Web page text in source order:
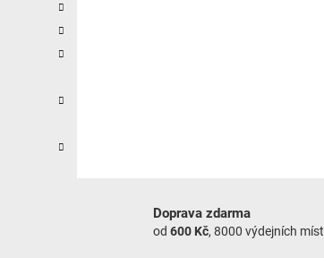
Doprava zdarma
od 600 Kč, 8000 výdejních míst